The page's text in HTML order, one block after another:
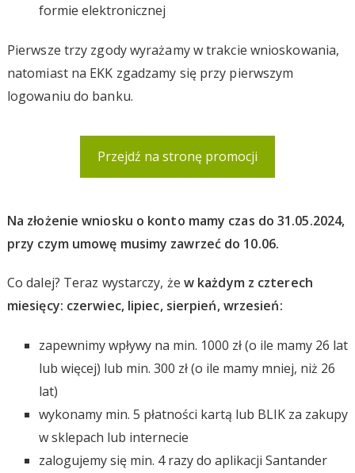
formie elektronicznej
Pierwsze trzy zgody wyrażamy w trakcie wnioskowania,
natomiast na EKK zgadzamy się przy pierwszym
logowaniu do banku.
Przejdź na stronę promocji
Na złożenie wniosku o konto mamy czas do 31.05.2024,
przy czym umowę musimy zawrzeć do 10.06.
Co dalej? Teraz wystarczy, że w każdym z czterech
miesięcy: czerwiec, lipiec, sierpień, wrzesień:
zapewnimy wpływy na min. 1000 zł (o ile mamy 26 lat
lub więcej) lub min. 300 zł (o ile mamy mniej, niż 26
lat)
wykonamy min. 5 płatności kartą lub BLIK za zakupy
w sklepach lub internecie
zalogujemy się min. 4 razy do aplikacji Santander